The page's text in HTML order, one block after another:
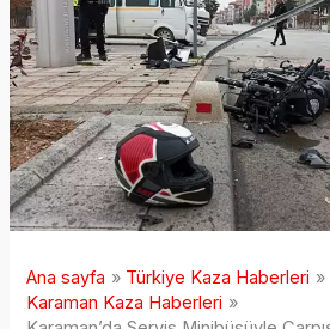
Ana sayfa
Türkiye Kaza Haberleri
Karaman Kaza Haberleri